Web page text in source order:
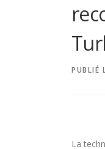
PUBLIÉ
La